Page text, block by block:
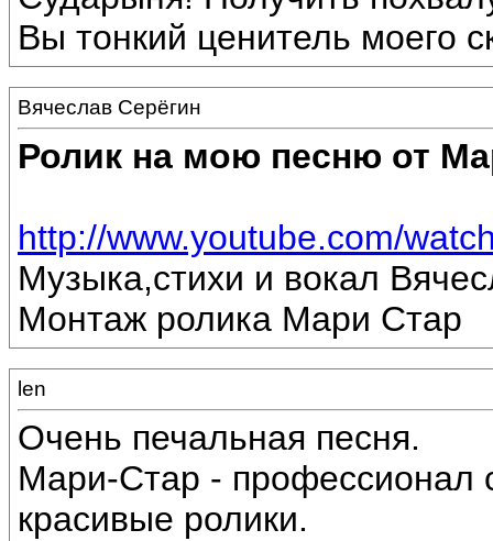
Вы тонкий ценитель моего
Вячеслав Серёгин
Ролик на мою песню от
http://www.youtube.com/
Музыка,стихи и вокал
Монтаж ролика Мари Стар
len
Очень печальная песня.
Мари-Стар - профессионал
красивые ролики.